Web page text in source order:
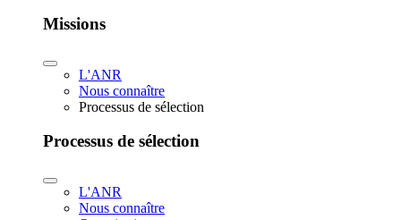
Missions
L'ANR
Nous connaître
Processus de sélection
Processus de sélection
L'ANR
Nous connaître